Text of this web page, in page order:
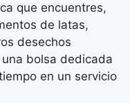
que encuentres,
de latas,
desechos
bolsa dedicada
en un servicio